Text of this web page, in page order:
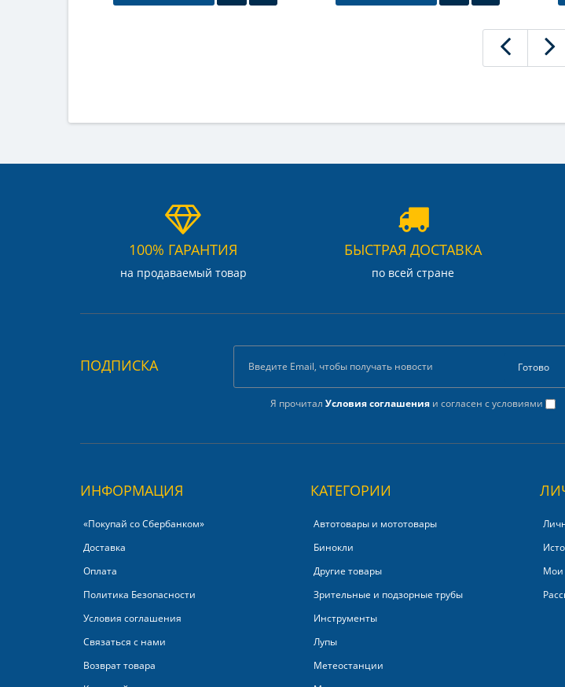
100% ГАРАНТИЯ
на продаваемый товар
БЫСТРАЯ ДОСТАВКА
по всей стране
ПОДПИСКА
Я прочиталУсловия соглашения и согласен с условиями
Готово
ИНФОРМАЦИЯ
«Покупай со Сбербанком»‎
Доставка
Оплата
Политика Безопасности
Условия соглашения
Связаться с нами
Возврат товара
КАТЕГОРИИ
Автотовары и мототовары
Бинокли
Другие товары
Зрительные и подзорные трубы
Инструменты
Лупы
Метеостанции
Мои